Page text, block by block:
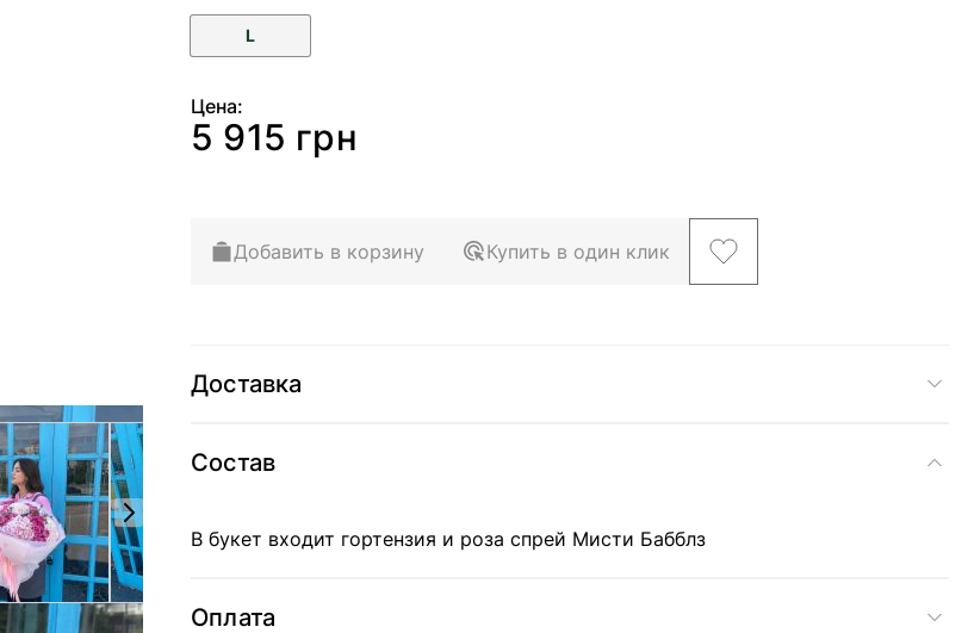
View larger image
L
Цена:
5 915 грн
Добавить в корзину Купить в один клик
Доставка
Состав
В букет входит гортензия и роза спрей Мисти Бабблз
Оплата